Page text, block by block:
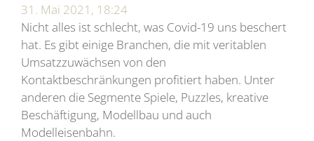
31. Mai 2021, 18:24
Nicht alles ist schlecht, was Covid-19 uns beschert
hat. Es gibt einige Branchen, die mit veritablen
Umsatzzuwächsen von den
Kontaktbeschränkungen profitiert haben. Unter
anderen die Segmente Spiele, Puzzles, kreative
Beschäftigung, Modellbau und auch
Modelleisenbahn.